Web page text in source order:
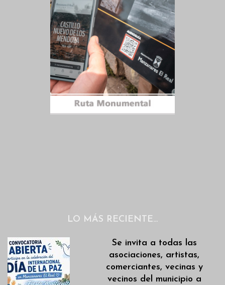
LO MÁS RECIENTE…
Se invita a todas las
asociaciones, artistas,
comerciantes, vecinas y
vecinos del municipio a